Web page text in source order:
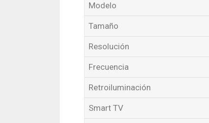
Modelo
Tamaño
Resolución
Frecuencia
Retroiluminación
Smart TV